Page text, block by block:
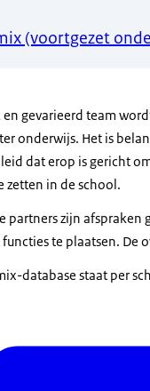
(voortgezet
en gevarieerd team
onderwijs. Het is
dat erop is gericht
zetten in de school.
partners zijn
te plaatsen. De
database staat per